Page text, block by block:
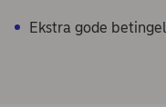
Ekstra gode